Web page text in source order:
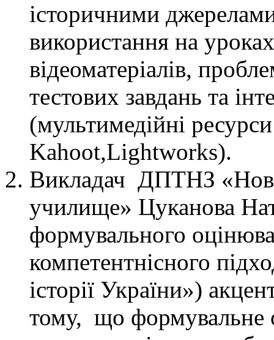
історичними
використання на
відеоматеріалів,
тестових завдань та
(мультимедійні
Kahoot,Lightworks).
Викладач ДПТНЗ
училище» Цуканова
формувального
компетентнісного
історії України»)
тому, що формувальне